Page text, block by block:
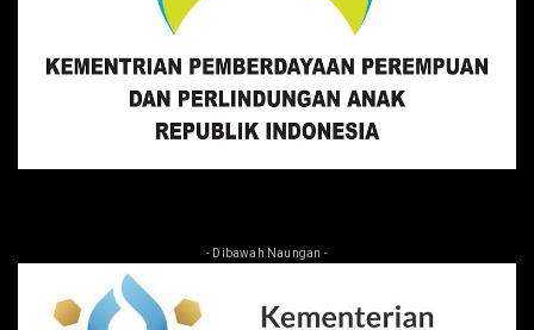
- Dibawah Naungan -